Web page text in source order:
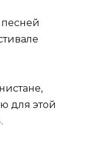
для этой